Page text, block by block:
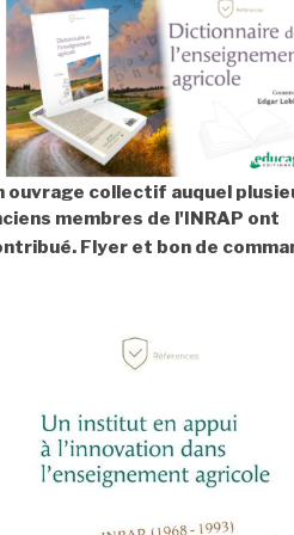
ouvrage collectif auquel
membres de l'INRAP ont
Flyer et bon de